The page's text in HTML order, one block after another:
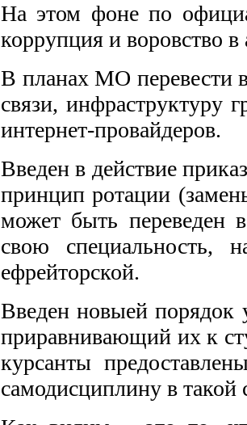
На этом фоне по
коррупция и воровство
В планах МО перевести
связи, инфраструктуру
интернет-провайдеров.
Введен в действие
принцип ротации
может быть переведен
свою специальность,
ефрейторской.
Введен новыей порядок
приравнивающий их к
курсанты
самодисциплину в